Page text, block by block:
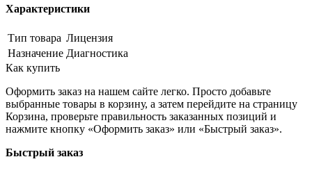
Характеристики
Тип товара Лицензия
Назначение Диагностика
Как купить
Оформить заказ на нашем сайте легко. Просто добавьте
выбранные товары в корзину, а затем перейдите на страницу
Корзина, проверьте правильность заказанных позиций и
нажмите кнопку «Оформить заказ» или «Быстрый заказ».
Быстрый заказ